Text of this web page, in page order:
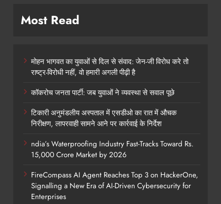
Most Read
मोहन भागवत का युवाओं से दिल से संवाद: जेन-जी विरोध करे तो
राष्ट्र-विरोधी नहीं, वो हमारी अगली पीढ़ी है
कॉकरोच जनता पार्टी: जब युवाओं ने व्यवस्था से सवाल पूछे
टिकारी अनुमंडलीय अस्पताल में एसडीओ का रात में औचक
निरीक्षण, लापरवाही सामने आने पर कार्रवाई के निर्देश
ndia’s Waterproofing Industry Fast-Tracks Toward Rs.
15,000 Crore Market by 2026
FireCompass AI Agent Reaches Top 3 on HackerOne,
Signalling a New Era of AI-Driven Cybersecurity for
Enterprises